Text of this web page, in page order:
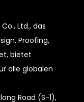
Ltd., das
Proofing,
bietet
alle globalen
Road (S-1),